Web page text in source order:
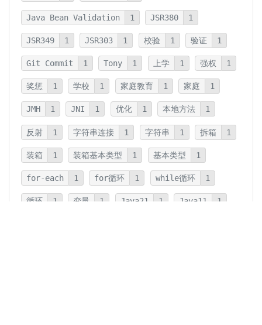
Java Bean Validation 1 JSR380 1
JSR349 1 JSR303 1 校验 1 验证 1
Git Commit 1 Tony 1 上学 1 强权 1
奖惩 1 学校 1 家庭教育 1 家庭 1
JMH 1 JNI 1 优化 1 本地方法 1
反射 1 字符串连接 1 字符串 1 拆箱 1
装箱 1 装箱基本类型 1 基本类型 1
for-each 1 for循环 1 while循环 1
循环 1 变量 1 Java21 1 Java11 1